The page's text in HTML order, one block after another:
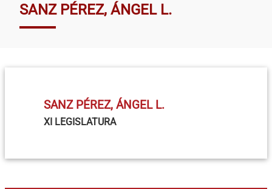
SANZ PÉREZ, ÁNGEL L.
SANZ PÉREZ, ÁNGEL L.
XI LEGISLATURA